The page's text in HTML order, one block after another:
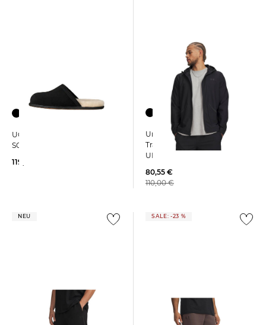
UGG | Herren Hausschuhe
SCUFF
119,95 €
Under Armour | Herren
Trainingsjacke UA
UNSTOPPABLE
80,55 €
110,00 €
NEU SALE: -23 %